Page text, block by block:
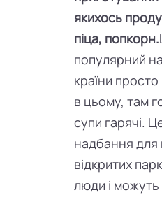
якихось
піца, попкорн.
популярний
країни
в цьому, там
супи гарячі.
надбання для
відкритих
люди і можуть